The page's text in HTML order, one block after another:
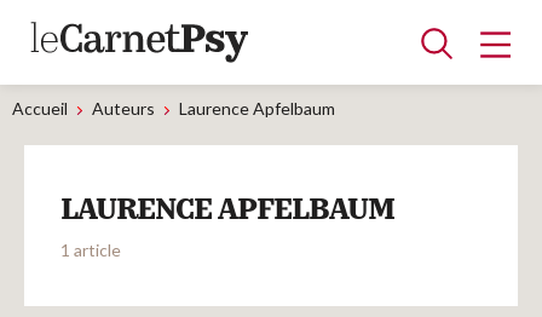
Articles
A la une
Adolescence
Dispositif
Enfance
Périnatalité
Psychanalyse
Psychopathologie
Soin
Accueil Auteurs Laurence Apfelbaum
LAURENCE APFELBAUM
1 article